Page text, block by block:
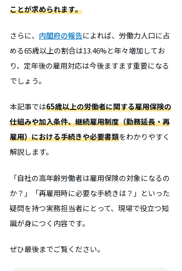
ことが求められます。
さらに、 内閣府の報告によれば、労働力人口に占
める65歳以上の割合は13.46%と年々増加してお
り、定年後の雇用対応は今後ますます重要になる
でしょう。
本記事では65歳以上の労働者に関する雇用保険の
仕組みや加入条件、継続雇用制度（勤務延長・再
雇用）における手続きや必要書類をわかりやすく
解説します。
「自社の高年齢労働者は雇用保険の対象になるの
か？」「再雇用時に必要な手続きは？」といった
疑問を持つ実務担当者にとって、現場で役立つ知
識が身につく内容です。
ぜひ最後までご覧ください。